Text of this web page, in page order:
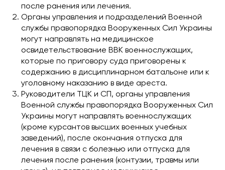
после ранения или лечения.
Органы управления и подразделений Военной
службы правопорядка Вооруженных Сил Украины
могут направлять на медицинское
освидетельствование ВВК военнослужащих,
которые по приговору суда приговорены к
содержанию в дисциплинарном батальоне или к
уголовному наказанию в виде ареста.
Руководители ТЦК и СП, органы управления
Военной службы правопорядка Вооруженных Сил
Украины могут направлять военнослужащих
(кроме курсантов высших военных учебных
заведений), после окончания отпуска для
лечения в связи с болезнью или отпуска для
лечения после ранения (контузии, травмы или